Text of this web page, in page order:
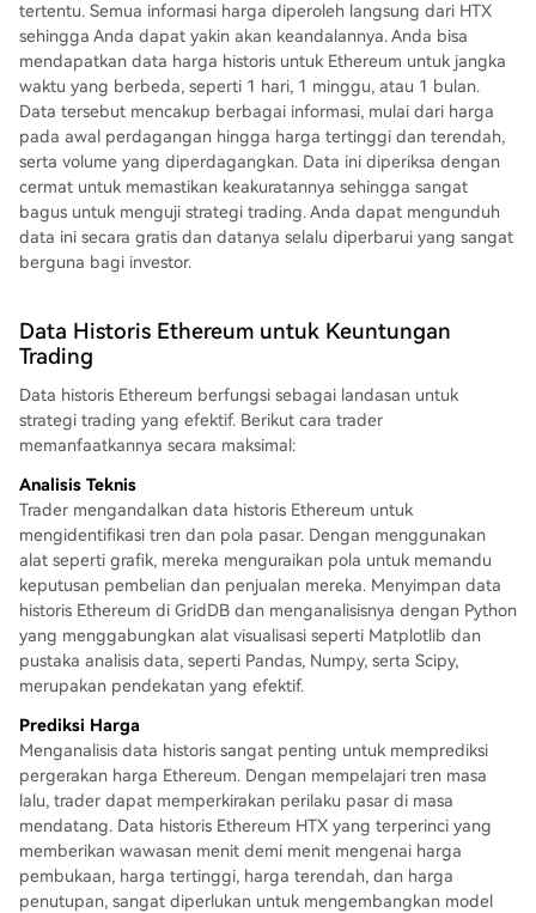
tertentu. Semua informasi harga diperoleh langsung dari HTX
sehingga Anda dapat yakin akan keandalannya. Anda bisa
mendapatkan data harga historis untuk Ethereum untuk jangka
waktu yang berbeda, seperti 1 hari, 1 minggu, atau 1 bulan.
Data tersebut mencakup berbagai informasi, mulai dari harga
pada awal perdagangan hingga harga tertinggi dan terendah,
serta volume yang diperdagangkan. Data ini diperiksa dengan
cermat untuk memastikan keakuratannya sehingga sangat
bagus untuk menguji strategi trading. Anda dapat mengunduh
data ini secara gratis dan datanya selalu diperbarui yang sangat
berguna bagi investor.
Data Historis Ethereum untuk Keuntungan
Trading
Data historis Ethereum berfungsi sebagai landasan untuk
strategi trading yang efektif. Berikut cara trader
memanfaatkannya secara maksimal:
Analisis Teknis
Trader mengandalkan data historis Ethereum untuk
mengidentifikasi tren dan pola pasar. Dengan menggunakan
alat seperti grafik, mereka menguraikan pola untuk memandu
keputusan pembelian dan penjualan mereka. Menyimpan data
historis Ethereum di GridDB dan menganalisisnya dengan Python
yang menggabungkan alat visualisasi seperti Matplotlib dan
pustaka analisis data, seperti Pandas, Numpy, serta Scipy,
merupakan pendekatan yang efektif.
Prediksi Harga
Menganalisis data historis sangat penting untuk memprediksi
pergerakan harga Ethereum. Dengan mempelajari tren masa
lalu, trader dapat memperkirakan perilaku pasar di masa
mendatang. Data historis Ethereum HTX yang terperinci yang
memberikan wawasan menit demi menit mengenai harga
pembukaan, harga tertinggi, harga terendah, dan harga
penutupan, sangat diperlukan untuk mengembangkan model